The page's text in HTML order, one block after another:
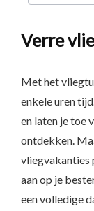
Verre
Met het
enkele uren
en laten je toe
ontdekken.
vliegvakanties
aan op je
een volledige